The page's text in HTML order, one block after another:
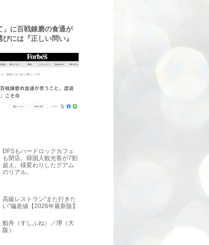
」に百戦錬磨の食通が
には『正しい問い』
DFSもハードロックカフェ
も閉店。韓国人観光客が7割
超え。様変わりしたグアム
のリアル。
高級レストラン"また行きた
い"偏差値【2026年最新版】
鮨舟（すしふね）／堺（大
阪）